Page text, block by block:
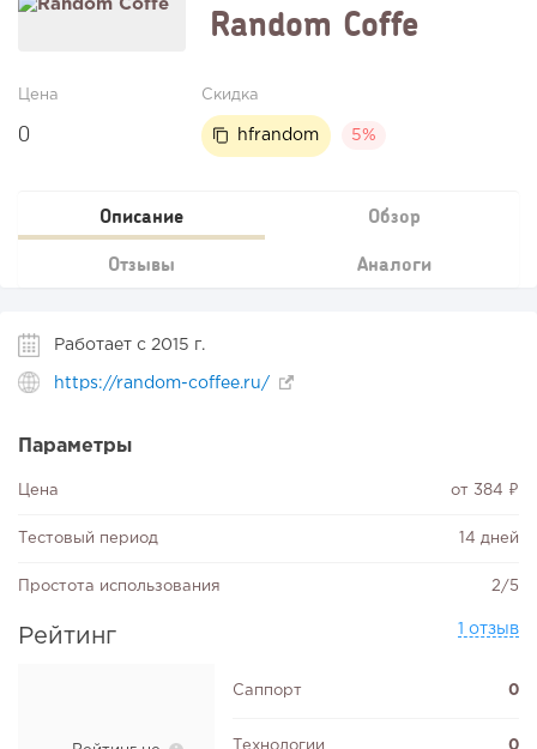
Random Coffe
Скидка
hfrandom 5%
Цена
0
Описание Обзор
Отзывы Аналоги
Работает с 2015 г.
https://random-coffee.ru/
Параметры
Цена от 384 ₽
Тестовый период 14 дней
Простота использования 2/5
Рейтинг 1 отзыв
Саппорт 0